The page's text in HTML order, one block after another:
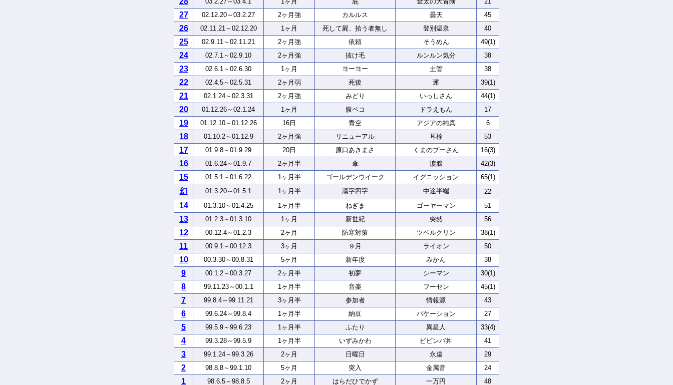
27 02.12.20～03.2.27 2ヶ月強 カルルス 曇天 45
26 02.11.21～02.12.20 1ヶ月 死して屍、拾う者無し 登別温泉 40
25 02.9.11～02.11.21 2ヶ月強 依頼 そうめん 49(1)
24 02.7.1～02.9.10 2ヶ月強 抜け毛 ルンルン気分 38
23 02.6.1～02.6.30 1ヶ月 ヨーヨー 土管 38
22 02.4.5～02.5.31 2ヶ月弱 死後 運 39(1)
21 02.1.24～02.3.31 2ヶ月強 みどり いっしさん 44(1)
20 01.12.26～02.1.24 1ヶ月 腹ペコ ドラえもん 17
19 01.12.10～01.12.26 16日 青空 アジアの純真 6
18 01.10.2～01.12.9 2ヶ月強 リニューアル 耳栓 53
17 01.9.8～01.9.29 20日 原口あきまさ くまのプーさん 16(3)
16 01.6.24～01.9.7 2ヶ月半 傘 涙腺 42(3)
15 01.5.1～01.6.22 1ヶ月半 ゴールデンウイーク イグニッション 65(1)
幻 01.3.20～01.5.1 1ヶ月半 漢字四字 中途半端 22
14 01.3.10～01.4.25 1ヶ月半 ねぎま ゴーヤーマン 51
13 01.2.3～01.3.10 1ヶ月 新世紀 突然 56
12 00.12.4～01.2.3 2ヶ月 防寒対策 ツベルクリン 38(1)
11 00.9.1～00.12.3 3ヶ月 ９月 ライオン 50
10 00.3.30～00.8.31 5ヶ月 新年度 みかん 38
9 00.1.2～00.3.27 2ヶ月半 初夢 シーマン 30(1)
8 99.11.23～00.1.1 1ヶ月半 音楽 フーセン 45(1)
7 99.8.4～99.11.21 3ヶ月半 参加者 情報源 43
6 99.6.24～99.8.4 1ヶ月半 納豆 バケーション 27
5 99.5.9～99.6.23 1ヶ月半 ふたり 異星人 33(4)
4 99.3.28～99.5.9 1ヶ月半 いずみかわ ビビンバ丼 41
3 99.1.24～99.3.26 2ヶ月 日曜日 永遠 29
2 98.8.8～99.1.10 5ヶ月 突入 金属音 24
1 98.6.5～98.8.5 2ヶ月 はらだひでかず 一万円 48